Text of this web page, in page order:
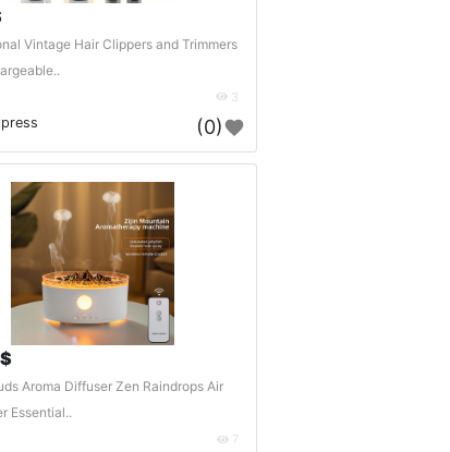
Vintage Hair Clippers and Trimmers
3
(0)
Aroma Diffuser Zen Raindrops Air
Essential..
7